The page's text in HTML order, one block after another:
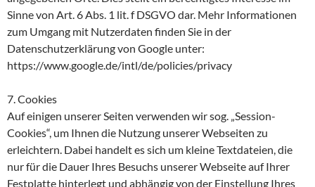
Sinne von Art. 6 Abs. 1 lit. f DSGVO dar. Mehr Informationen
zum Umgang mit Nutzerdaten finden Sie in der
Datenschutzerklärung von Google unter:
https://www.google.de/intl/de/policies/privacy
7. Cookies
Auf einigen unserer Seiten verwenden wir sog. „Session-
Cookies“, um Ihnen die Nutzung unserer Webseiten zu
erleichtern. Dabei handelt es sich um kleine Textdateien, die
nur für die Dauer Ihres Besuchs unserer Webseite auf Ihrer
Festplatte hinterlegt und abhängig von der Einstellung Ihres